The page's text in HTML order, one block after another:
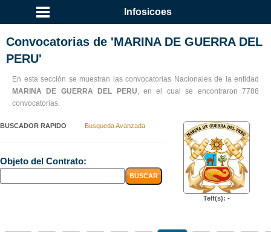
Infosicoes
Convocatorias de 'MARINA DE GUERRA DEL
PERU'
En esta sección se muestran las convocatorias Nacionales de la entidad
MARINA DE GUERRA DEL PERU, en el cual se encontraron 7788
convocatorias.
BUSCADOR RAPIDO Busqueda Avanzada
Objeto del Contrato:
Telf(s): -